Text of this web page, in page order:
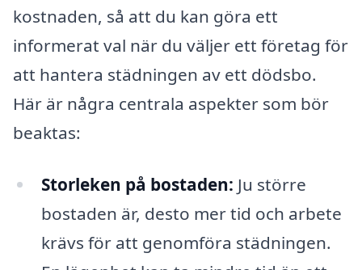
kostnaden, så att du kan göra ett
informerat val när du väljer ett företag för
att hantera städningen av ett dödsbo.
Här är några centrala aspekter som bör
beaktas:
Storleken på bostaden: Ju större
bostaden är, desto mer tid och arbete
krävs för att genomföra städningen.